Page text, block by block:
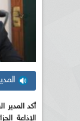
أكد المدير
الإذاعة